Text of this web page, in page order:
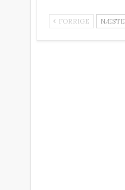
FORRIGE NÆSTE